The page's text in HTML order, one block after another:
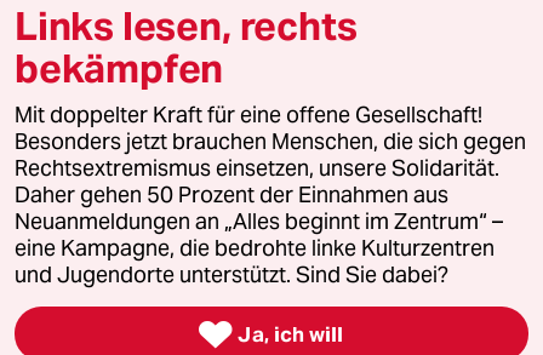
© 2026 taz Verlags und Vertriebs GmbH
Alle Rechte vorbehalten. Bei rechtlichen Fragen oder für Genehmigungen
wenden Sie sich bitte an
lizenzen@taz.de
Feedback Redaktionsstatut Kommune-Richtlinien
Leitlinie Informant Datenschutz Impressum AGB
Seitenwende Einwilligungen widerrufen (Ads)
Links lesen, rechts
bekämpfen
Mit doppelter Kraft für eine offene Gesellschaft!
Besonders jetzt brauchen Menschen, die sich gegen
Rechtsextremismus einsetzen, unsere Solidarität.
Daher gehen 50 Prozent der Einnahmen aus
Neuanmeldungen an „Alles beginnt im Zentrum“ –
eine Kampagne, die bedrohte linke Kulturzentren
und Jugendorte unterstützt. Sind Sie dabei?
 Ja, ich will